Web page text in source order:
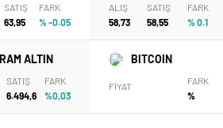
SATIŞ
63,95
FARK
% -0.05
ALIŞ
58,73
SATIŞ
58,55
FARK
% 0.1
ALTIN
SATIŞ
6.494,6
FARK
%0,03
BITCOIN
FİYAT
FARK
%